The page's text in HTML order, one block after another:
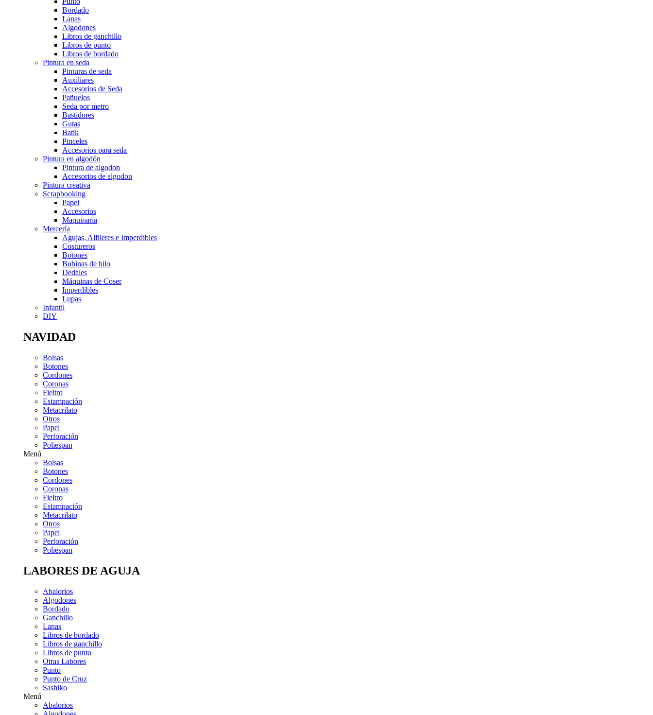
Bordado
Lanas
Algodones
Libros de ganchillo
Libros de punto
Libros de bordado
Pintura en seda
Pinturas de seda
Auxiliares
Accesorios de Seda
Pañuelos
Seda por metro
Bastidores
Gutas
Batik
Pinceles
Accesorios para seda
Pintura en algodón
Pintura de algodon
Accesorios de algodon
Pintura creativa
Scrapbooking
Papel
Accesorios
Maquinaria
Mercería
Agujas, Alfileres e Imperdibles
Costureros
Botones
Bobinas de hilo
Dedales
Máquinas de Coser
Imperdibles
Lupas
Infantil
DIY
NAVIDAD
Bolsas
Botones
Cordones
Coronas
Fieltro
Estampación
Metacrilato
Otros
Papel
Perforación
Poliespan
Menú
Bolsas
Botones
Cordones
Coronas
Fieltro
Estampación
Metacrilato
Otros
Papel
Perforación
Poliespan
LABORES DE AGUJA
Abalorios
Algodones
Bordado
Ganchillo
Lanas
Libros de bordado
Libros de ganchillo
Libros de punto
Otras Labores
Punto
Punto de Cruz
Sashiko
Menú
Abalorios